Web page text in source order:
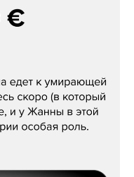
дама»